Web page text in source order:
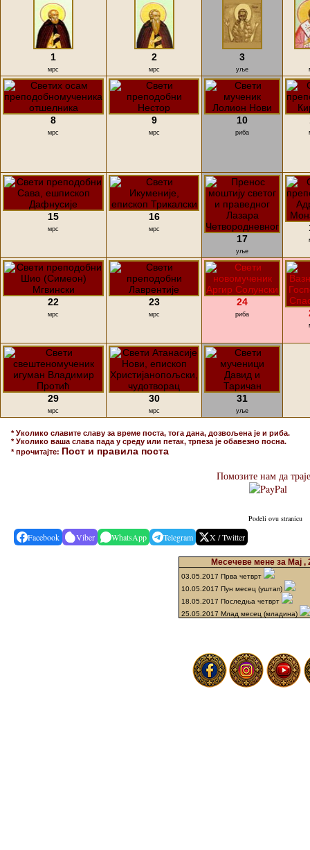
1
мрс
2
мрс
3
уље
8
мрс
9
мрс
10
риба
15
мрс
16
мрс
17
уље
22
мрс
23
мрс
24
риба
29
мрс
30
мрс
31
уље
* Уколико славите славу за време поста, тога дана, дозвољена је и риба.
* Уколико ваша слава пада у среду или петак, трпеза је обавезно посна.
* прочитајте: Пост и правила поста
Помозите нам да
Podeli ovu stranicu
Facebook Viber WhatsApp Telegram X / Twitter
Месечеве мене за Мај ,
03.05.2017 Прва четврт
10.05.2017 Пун месец (уштап)
18.05.2017 Последња четврт
25.05.2017 Млад месец (младина)